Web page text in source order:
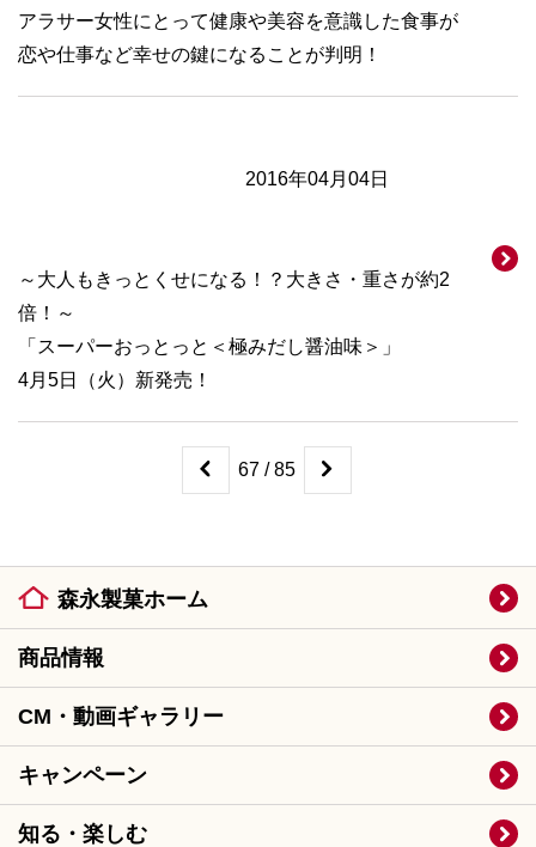
アラサー女性にとって健康や美容を意識した食事が
恋や仕事など幸せの鍵になることが判明！
2016年04月04日
～大人もきっとくせになる！？大きさ・重さが約2
倍！～
「スーパーおっとっと＜極みだし醤油味＞」
4月5日（火）新発売！
67 / 85
森永製菓ホーム
商品情報
CM・動画ギャラリー
キャンペーン
知る・楽しむ